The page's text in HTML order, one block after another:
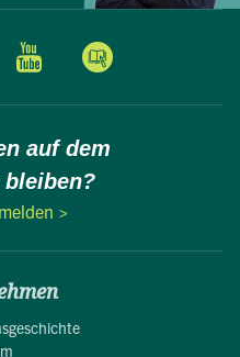
auf dem
bleiben?
>